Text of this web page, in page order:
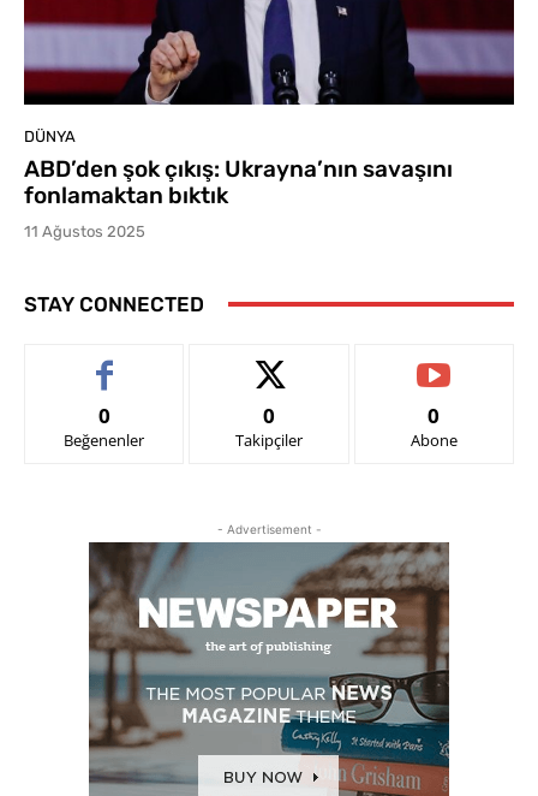
DÜNYA
ABD’den şok çıkış: Ukrayna’nın savaşını
fonlamaktan bıktık
11 Ağustos 2025
STAY CONNECTED
0
Beğenenler
0
Takipçiler
0
Abone
- Advertisement -